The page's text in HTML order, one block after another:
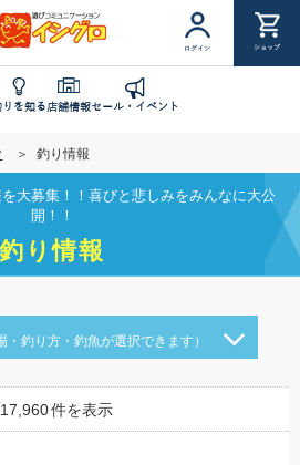
ログイン ショップ
りを知る店舗情報セール・イベント
釣り情報
大募集！！喜びと悲しみをみんなに大公
開！！
釣り情報
・釣り方・釣魚が選択できます）
件を表示